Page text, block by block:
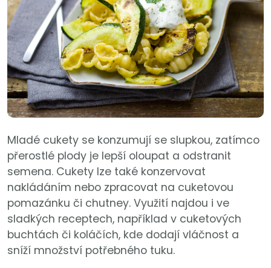
Mladé cukety se konzumují se slupkou, zatímco
přerostlé plody je lepší oloupat a odstranit
semena. Cukety lze také konzervovat
nakládáním nebo zpracovat na cuketovou
pomazánku či chutney. Využití najdou i ve
sladkých receptech, například v cuketových
buchtách či koláčích, kde dodají vláčnost a
sníží množství potřebného tuku.